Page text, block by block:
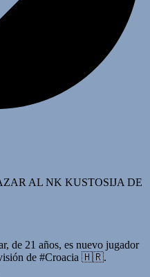
AL NK KUSTOSIJA DE
de 21 años, es nuevo jugador
de #Croacia 🇭🇷.